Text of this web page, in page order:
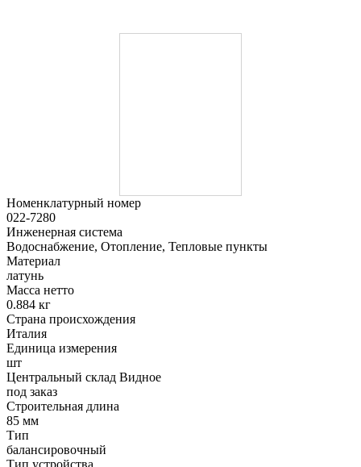
Номенклатурный номер
022-7280
Инженерная система
Водоснабжение, Отопление, Тепловые пункты
Материал
латунь
Масса нетто
0.884 кг
Страна происхождения
Италия
Единица измерения
шт
Центральный склад Видное
под заказ
Строительная длина
85 мм
Тип
балансировочный
Тип устройства